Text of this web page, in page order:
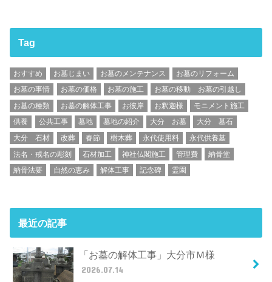
Tag
おすすめ お墓じまい お墓のメンテナンス
お墓のリフォーム
お墓の事情
お墓の価格 お墓の施工
お墓の移動 お墓の引越し
お墓の種類
お墓の解体工事 お彼岸 お釈迦様
モニメント施工
供養
公共工事 墓地 墓地の紹介 大分 お墓
大分 墓石
大分 石材
改葬 春節 樹木葬 永代使用料
永代供養墓
法名・戒名の彫刻
石材加工 神社仏閣施工 管理費
納骨堂
納骨法要
自然の恵み 解体工事 記念碑 霊園
最近の記事
「お墓の解体工事」大分市Ｍ様
2026.07.14